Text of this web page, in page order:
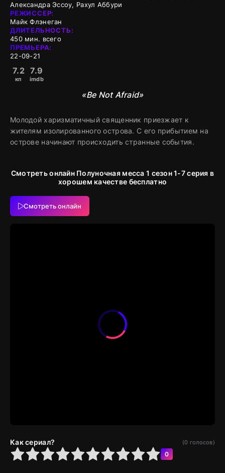
Александра Эссоу, Рахул Аббури
РЕЖИССЕР:
Майк Флэнеган
ДЛИТЕЛЬНОСТЬ:
450 мин. всего
ПРЕМЬЕРА:
22-09-21
7.2
кп
7.9
imdb
«Be Not Afraid»
Молодой харизматичный священник приезжает к
жителям изолированного острова. С его прибытием на
острове начинают происходить странные события.
Смотреть онлайн Полуночная месса 1 сезон 1-7 серия в
хорошем качестве бесплатно
Смотреть онлайн
Как сериал? (0 голосов)
5 6 7 8 9 10 0